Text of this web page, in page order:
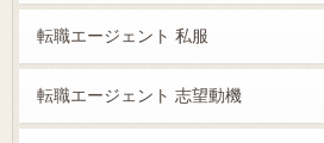
転職エージェント 私服
転職エージェント 志望動機